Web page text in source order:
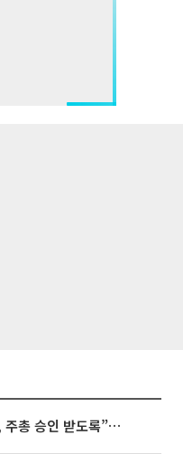
김정관 장관 “반도체 성과급, 주총 승인 받도록”…상법·자본시장법 개정 시사